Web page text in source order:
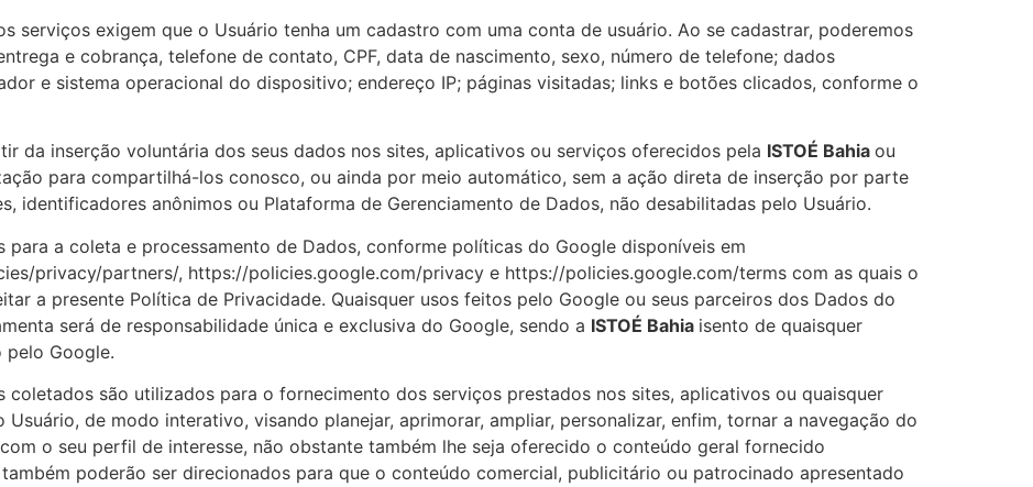
serviços exigem que o Usuário tenha um cadastro com uma conta de usuário. Ao se cadastrar, poderemos
e cobrança, telefone de contato, CPF, data de nascimento, sexo, número de telefone; dados
e sistema operacional do dispositivo; endereço IP; páginas visitadas; links e botões clicados, conforme o
da inserção voluntária dos seus dados nos sites, aplicativos ou serviços oferecidos pela ISTOÉ Bahia ou
para compartilhá-los conosco, ou ainda por meio automático, sem a ação direta de inserção por parte
identificadores anônimos ou Plataforma de Gerenciamento de Dados, não desabilitadas pelo Usuário.
para a coleta e processamento de Dados, conforme políticas do Google disponíveis em
privacy/partners/, https://policies.google.com/privacy e https://policies.google.com/terms com as quais o
a presente Política de Privacidade. Quaisquer usos feitos pelo Google ou seus parceiros dos Dados do
será de responsabilidade única e exclusiva do Google, sendo a ISTOÉ Bahia isento de quaisquer
pelo Google.
coletados são utilizados para o fornecimento dos serviços prestados nos sites, aplicativos ou quaisquer
Usuário, de modo interativo, visando planejar, aprimorar, ampliar, personalizar, enfim, tornar a navegação do
o seu perfil de interesse, não obstante também lhe seja oferecido o conteúdo geral fornecido
poderão ser direcionados para que o conteúdo comercial, publicitário ou patrocinado apresentado